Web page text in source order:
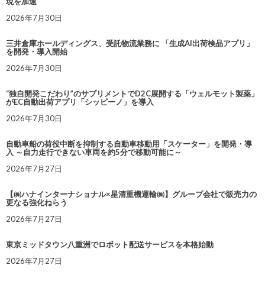
2026年7月30日
三井倉庫ホールディングス、受託物流業務に 「生成AI出荷検品アプリ」
を開発・導入開始
2026年7月30日
“独自開発こだわり”のサプリメントでD2C展開する「ウェルモット製薬」
がEC自動出荷アプリ「シッピーノ」を導入
2026年7月30日
自動車船の荷役中断を抑制する自動車移動用「スケーター」を開発・導
入 ～自力走行できない車両を約5分で移動可能に～
2026年7月27日
【㈱ハナインターナショナル×星清重機運輸㈱】グループ会社で販売力の
更なる強化ねらう
2026年7月27日
東京ミッドタウン八重洲でロボット配送サービスを本格始動
2026年7月27日